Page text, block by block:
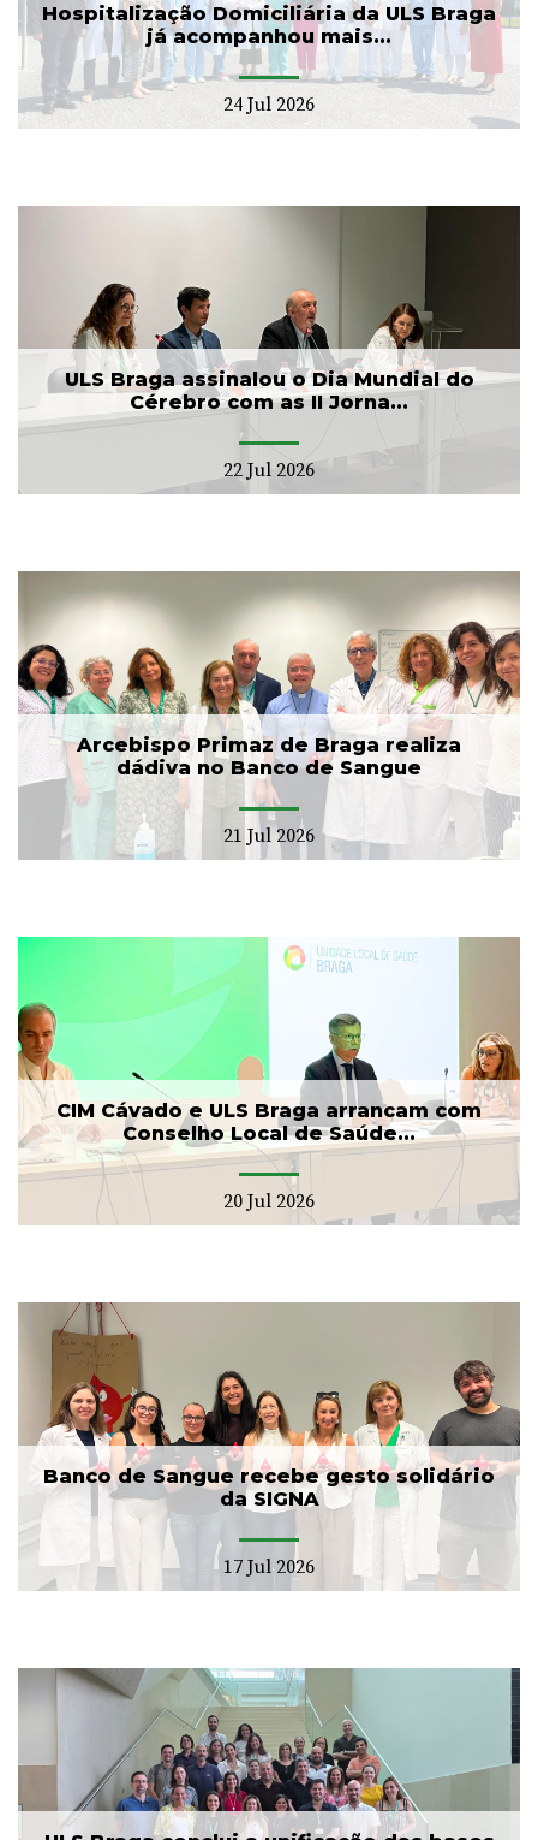
Hospitalização Domiciliária da ULS Braga
já acompanhou mais...
24 Jul 2026
ULS Braga assinalou o Dia Mundial do
Cérebro com as II Jorna...
22 Jul 2026
Arcebispo Primaz de Braga realiza
dádiva no Banco de Sangue
21 Jul 2026
CIM Cávado e ULS Braga arrancam com
Conselho Local de Saúde...
20 Jul 2026
Banco de Sangue recebe gesto solidário
da SIGNA
17 Jul 2026